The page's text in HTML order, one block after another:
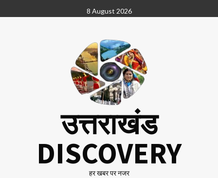
to
8 August 2026
उत्तराखंड
DISCOVERY
हर खबर पर नजर